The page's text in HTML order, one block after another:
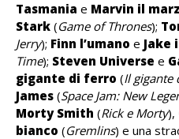
Tasmania e Marvin il
Stark (Game of Thrones);
Jerry); Finn l’umano e Jake
Time); Steven Universe e
gigante di ferro (Il gigante
James (Space Jam: New
Morty Smith (Rick e Morty),
bianco (Gremlins) e una